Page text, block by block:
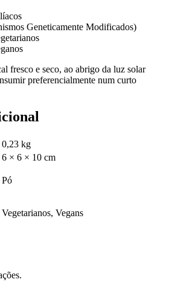
Geneticamente Modificados)
fresco e seco, ao abrigo da luz solar
preferencialmente num curto
0,23 kg
6 × 6 × 10 cm
Pó
Vegetarianos, Vegans